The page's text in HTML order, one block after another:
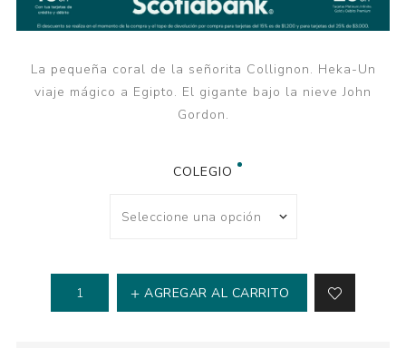
La pequeña coral de la señorita Collignon. Heka-Un
viaje mágico a Egipto. El gigante bajo la nieve John
Gordon.
COLEGIO
AGREGAR AL CARRITO